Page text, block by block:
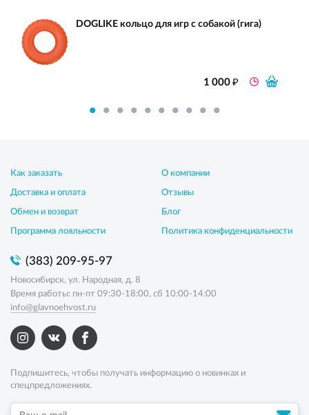
DOGLIKE кольцо для игр с собакой (гига)
1 000₽
Как заказать
Доставка и оплата
Обмен и возврат
Программа лояльности
О компании
Отзывы
Блог
Политика конфиденциальности
(383) 209-95-97
Новосибирск, ул. Народная, д. 8
Время работы: пн-пт 09:30-18:00, сб 10:00-14:00
info@glavnoehvost.ru
Подпишитесь, чтобы получать информацию о новинках и
спецпредложениях.